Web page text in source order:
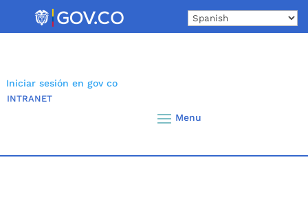
Iniciar sesión en gov co
INTRANET